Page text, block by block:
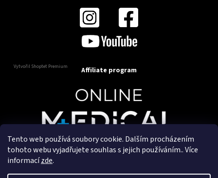
Tento web používá soubory cookie. Dalším procházením
tohoto webu vyjadřujete souhlas s jejich používáním.. Více
informacízde.
Vytvořil Shoptet Premium Affiliate program
Copyright 2025OnlineMedical.cz. Všechna práva
Vytvořil a marketingově zajišťuje